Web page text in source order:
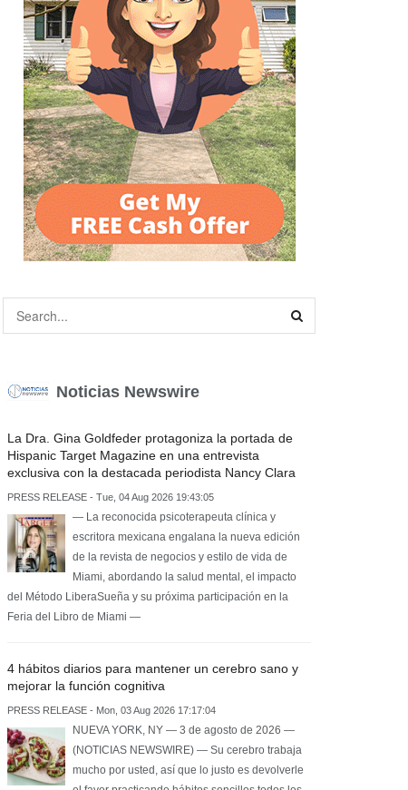
Noticias Newswire
La Dra. Gina Goldfeder protagoniza la portada de
Hispanic Target Magazine en una entrevista
exclusiva con la destacada periodista Nancy Clara
PRESS RELEASE - Tue, 04 Aug 2026 19:43:05
— La reconocida psicoterapeuta clínica y
escritora mexicana engalana la nueva edición
de la revista de negocios y estilo de vida de
Miami, abordando la salud mental, el impacto
del Método LiberaSueña y su próxima participación en la
Feria del Libro de Miami —
4 hábitos diarios para mantener un cerebro sano y
mejorar la función cognitiva
PRESS RELEASE - Mon, 03 Aug 2026 17:17:04
NUEVA YORK, NY — 3 de agosto de 2026 —
(NOTICIAS NEWSWIRE) — Su cerebro trabaja
mucho por usted, así que lo justo es devolverle